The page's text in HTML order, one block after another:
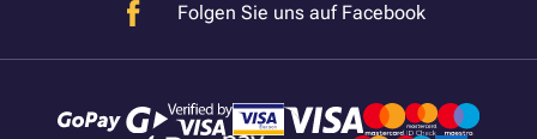
Folgen Sie uns auf Facebook